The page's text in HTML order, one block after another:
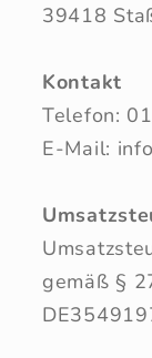
39418
Kontakt
Telefon:
E-Mail:
gemäß §